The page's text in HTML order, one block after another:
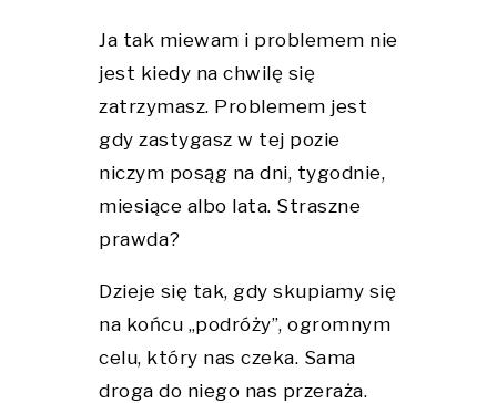
Ja tak miewam i problemem nie
jest kiedy na chwilę się
zatrzymasz. Problemem jest
gdy zastygasz w tej pozie
niczym posąg na dni, tygodnie,
miesiące albo lata. Straszne
prawda?
Dzieje się tak, gdy skupiamy się
na końcu „podróży”, ogromnym
celu, który nas czeka. Sama
droga do niego nas przeraża.